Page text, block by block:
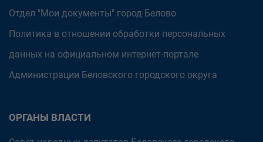
Отдел "Мои документы" город Белово
Политика в отношении обработки персональных
данных на официальном интернет-портале
Администрации Беловского городского округа
ОРГАНЫ ВЛАСТИ